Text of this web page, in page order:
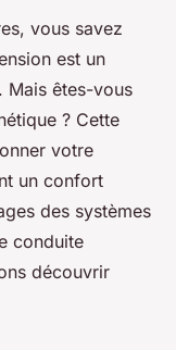
des
conduite
vous savez
est un
Mais êtes-vous
? Cette
votre
un confort
des systèmes
conduite
découvrir